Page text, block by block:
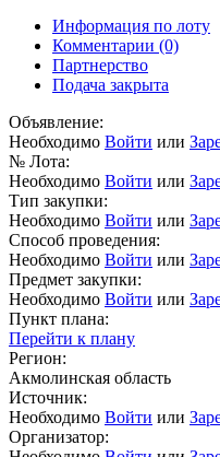
Информация по лоту
Комментарии (0)
Партнерство
Подача закрыта
Объявление:
Необходимо Войти или
№ Лота:
Необходимо Войти или
Тип закупки:
Необходимо Войти или
Способ проведения:
Необходимо Войти или
Предмет закупки:
Необходимо Войти или
Пункт плана:
Перейти к плану
Регион:
Акмолинская область
Источник:
Необходимо Войти или
Организатор: